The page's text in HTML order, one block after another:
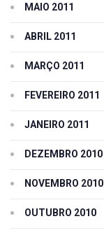
MAIO 2011
ABRIL 2011
MARÇO 2011
FEVEREIRO 2011
JANEIRO 2011
DEZEMBRO 2010
NOVEMBRO 2010
OUTUBRO 2010